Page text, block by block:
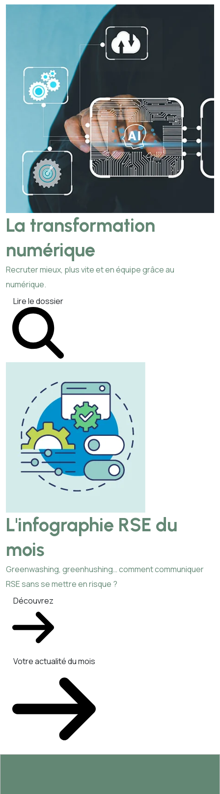
La transformation
numérique
Recruter mieux, plus vite et en équipe grâce au
numérique.
Lire le dossier
L'infographie RSE du
mois
Greenwashing, greenhushing… comment communiquer
RSE sans se mettre en risque ?
Découvrez
Votre actualité du mois